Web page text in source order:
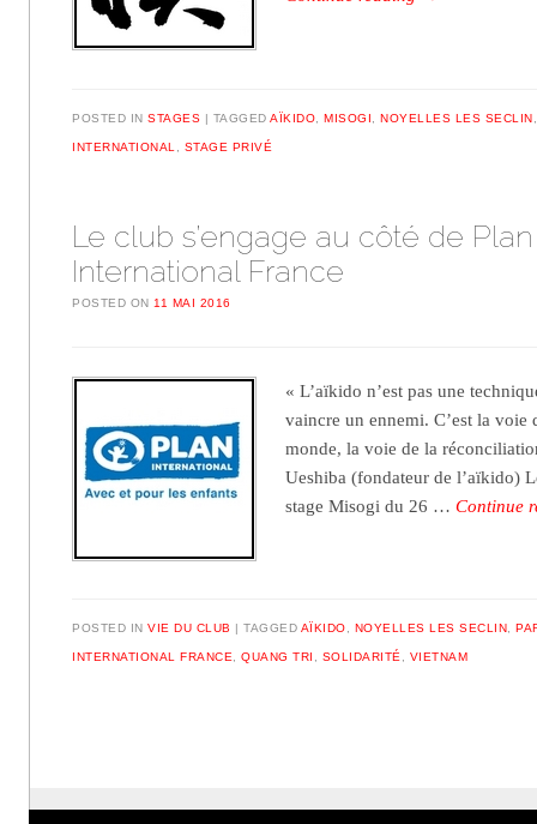
POSTED INSTAGES TAGGEDAÏKIDO ,MISOGI ,NOYELLES LES SECLIN
INTERNATIONAL STAGE PRIVÉ
Le club s’engage au côté de Plan
International France
POSTED ON 11 MAI 2016
« L’aïkido n’est pas une
vaincre un ennemi. C’est la
monde, la voie de la
Ueshiba (fondateur de l’aïkido)
stage Misogi du 26 …Continue
POSTED INVIE DU CLUB TAGGED AÏKIDO, NOYELLES LES SECLIN,
INTERNATIONAL FRANCE,QUANG TRI , SOLIDARITÉ, VIETNAM